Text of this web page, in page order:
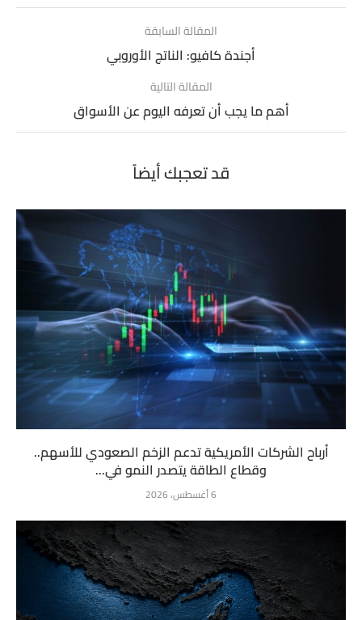
المقالة السابقة
أجندة كافيو: الناتج الأوروبي
المقالة التالية
أهم ما يجب أن تعرفه اليوم عن الأسواق
قد تعجبك أيضاً
أرباح الشركات الأمريكية تدعم الزخم الصعودي للأسهم..
وقطاع الطاقة يتصدر النمو في...
6 أغسطس، 2026